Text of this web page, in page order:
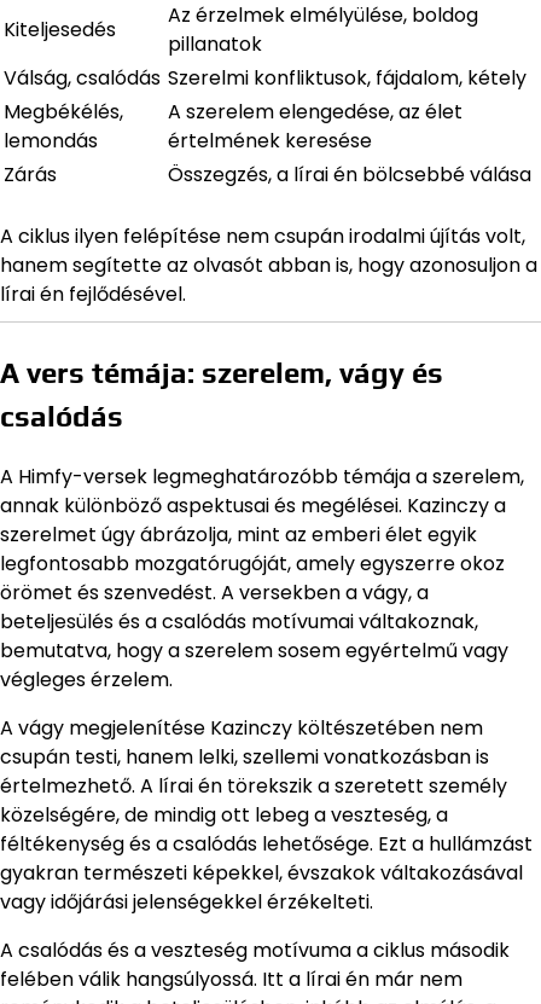
Kiteljesedés
Az érzelmek elmélyülése, boldog
pillanatok
Válság, csalódás Szerelmi konfliktusok, fájdalom, kétely
Megbékélés,
lemondás
A szerelem elengedése, az élet
értelmének keresése
Zárás
Összegzés, a lírai én bölcsebbé válása
A ciklus ilyen felépítése nem csupán irodalmi újítás volt,
hanem segítette az olvasót abban is, hogy azonosuljon a
lírai én fejlődésével.
A vers témája: szerelem, vágy és
csalódás
A Himfy-versek legmeghatározóbb témája a szerelem,
annak különböző aspektusai és megélései. Kazinczy a
szerelmet úgy ábrázolja, mint az emberi élet egyik
legfontosabb mozgatórugóját, amely egyszerre okoz
örömet és szenvedést. A versekben a vágy, a
beteljesülés és a csalódás motívumai váltakoznak,
bemutatva, hogy a szerelem sosem egyértelmű vagy
végleges érzelem.
A vágy megjelenítése Kazinczy költészetében nem
csupán testi, hanem lelki, szellemi vonatkozásban is
értelmezhető. A lírai én törekszik a szeretett személy
közelségére, de mindig ott lebeg a veszteség, a
féltékenység és a csalódás lehetősége. Ezt a hullámzást
gyakran természeti képekkel, évszakok váltakozásával
vagy időjárási jelenségekkel érzékelteti.
A csalódás és a veszteség motívuma a ciklus második
felében válik hangsúlyossá. Itt a lírai én már nem